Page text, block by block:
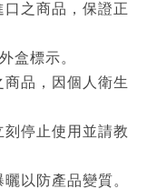
之商品，保證正
盒標示。
品，因個人衛生
停止使用並請教
以防產品變質。